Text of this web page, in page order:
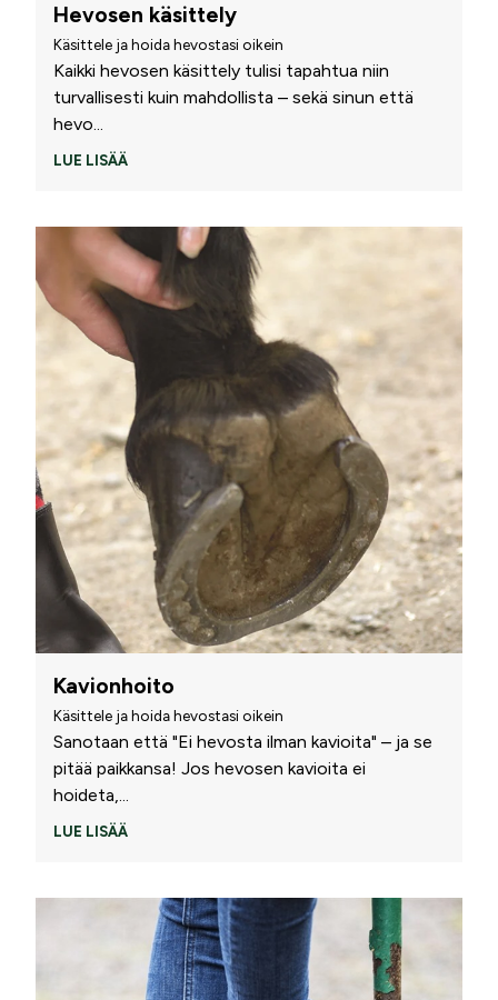
Hevosen käsittely
Käsittele ja hoida hevostasi oikein
Kaikki hevosen käsittely tulisi tapahtua niin
turvallisesti kuin mahdollista – sekä sinun että
hevo...
LUE LISÄÄ
Kavionhoito
Käsittele ja hoida hevostasi oikein
Sanotaan että "Ei hevosta ilman kavioita" – ja se
pitää paikkansa! Jos hevosen kavioita ei
hoideta,...
LUE LISÄÄ